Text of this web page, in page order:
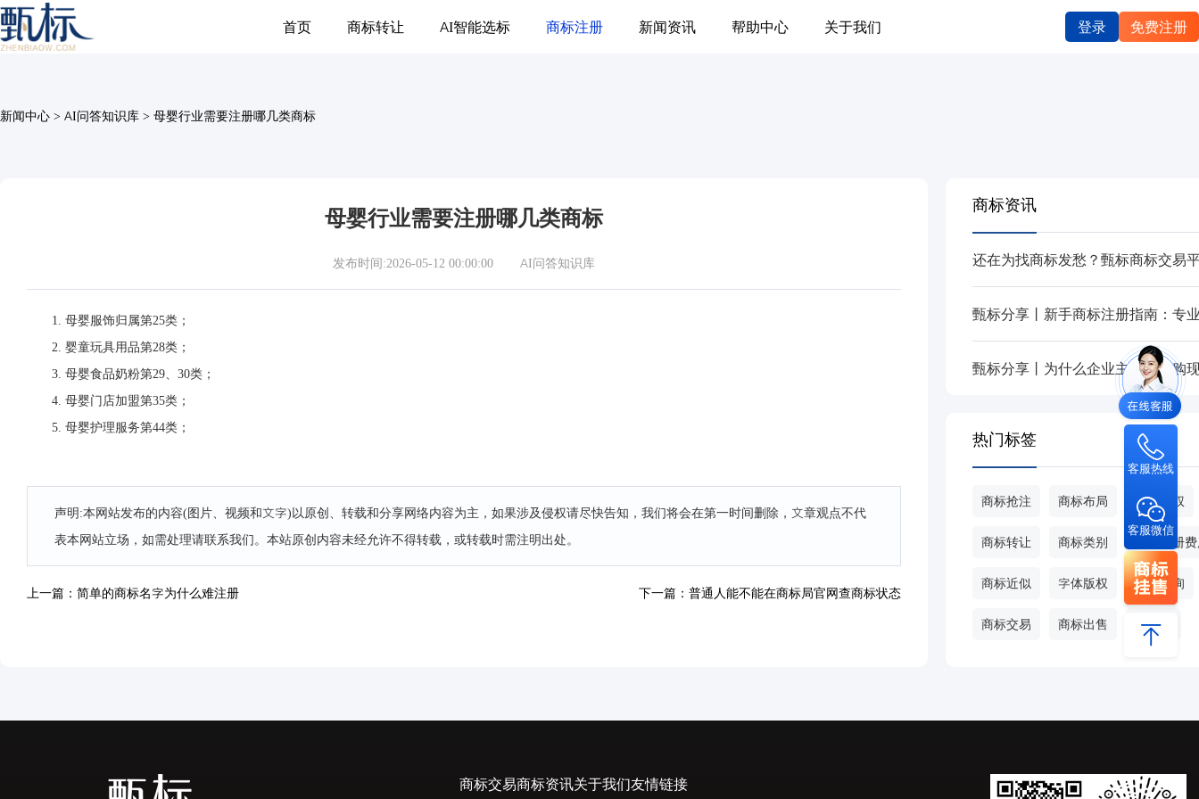
首页 商标转让 AI智能选标 商标注册 新闻资讯 帮助中心 关于我们 登录 免费注册
新闻中心 > AI问答知识库 > 母婴行业需要注册哪几类商标
母婴行业需要注册哪几类商标
发布时间:2026-05-12 00:00:00 AI问答知识库
1. 母婴服饰归属第25类；
2. 婴童玩具用品第28类；
3. 母婴食品奶粉第29、30类；
4. 母婴门店加盟第35类；
5. 母婴护理服务第44类；
声明:本网站发布的内容(图片、视频和文字)以原创、转载和分享网络内容为主，如果涉及侵权请尽快告知，我们将会在第一时间删除，文章观点不代
表本网站立场，如需处理请联系我们。本站原创内容未经允许不得转载，或转载时需注明出处。
上一篇：简单的商标名字为什么难注册 下一篇：普通人能不能在商标局官网查商标状态
商标资讯
热门标签
商标抢注 商标布局 商标侵权
商标转让 商标类别 商标注册
商标近似 字体版权 商标查询
商标交易 商标出售 甄标网
商标交易商标资讯关于我们友情链接
客服热线
客服微信